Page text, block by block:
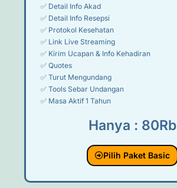
✅ Detail Info Akad
✅ Detail Info Resepsi
✅ Protokol Kesehatan
✅ Link Live Streaming
✅ Kirim Ucapan & Info Kehadiran
✅ Quotes
✅ Turut Mengundang
✅ Tools Sebar Undangan
✅ Masa Aktif 1 Tahun
Hanya : 80Rb
Pilih Paket Basic